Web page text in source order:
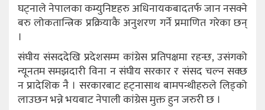
घट्नाले नेपालका कम्युनिष्टहरु अधिनायकबादतर्फ जान नसक्ने
बरु लोकतान्त्रिक प्रक्रियाकै अनुशरण गर्ने प्रमाणित गरेका छन्
।
संघीय संसददेखि प्रदेशसम्म कांग्रेस प्रतिपक्षमा रहन्छ, उसंगको
न्यूनतम समझदारी विना न संघीय सरकार र संसद चल्न सक्छ
न प्रादेशिक नै । सरकारबाट हट्नासाथ बामपन्थीहरुले लिड्को
लाउछन भन्ने भयबाट नेपाली कांग्रेस मुक्त हुन जरुरी छ ।